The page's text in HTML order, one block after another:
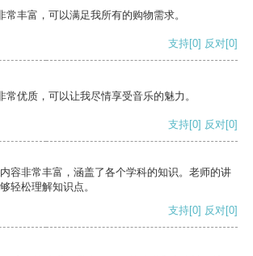
常丰富，可以满足我所有的购物需求。
支持[0] 反对[0]
常优质，可以让我尽情享受音乐的魅力。
支持[0] 反对[0]
容非常丰富，涵盖了各个学科的知识。老师的讲
轻松理解知识点。
支持[0] 反对[0]